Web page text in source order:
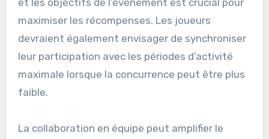
maximiser les récompenses. Les joueurs
devraient également envisager de synchroniser
leur participation avec les périodes d’activité
maximale lorsque la concurrence peut être plus
faible.
La collaboration en équipe peut amplifier le